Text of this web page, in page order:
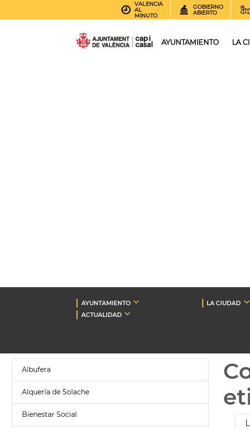
VALENCIA
AL
MINUTO
GOBIERNO
ABIERTO
AYUNTAMIENTO LA
AYUNTAMIENTO LA CIUDAD
ACTUALIDAD
Albufera
Alquería de Solache
Bienestar Social